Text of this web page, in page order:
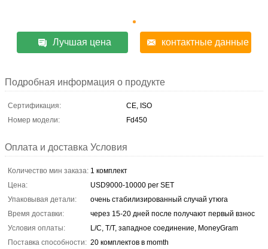
Лучшая цена контактные данные
Подробная информация о продукте
Сертификация:
CE, ISO
Номер модели:
Fd450
Оплата и доставка Условия
Количество мин заказа: 1 комплект
Цена:
USD9000-10000 per SET
Упаковывая детали:
очень стабилизированный случай утюга
Время доставки:
через 15-20 дней после получают первый взнос
Условия оплаты:
L/C, T/T, западное соединение, MoneyGram
Поставка способности: 20 комплектов в momth